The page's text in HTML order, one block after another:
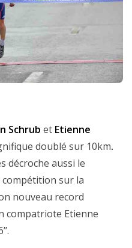
Schrub et Etienne
doublé sur 10km.
décroche aussi le
sur la
nouveau record
compatriote Etienne